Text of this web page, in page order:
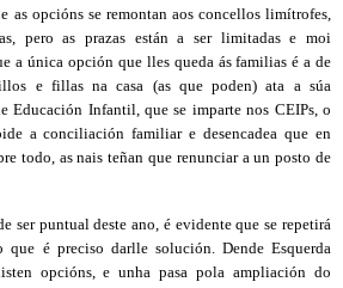
as opcións se remontan aos concellos limítrofes,
pero as prazas están a ser limitadas e moi
a única opción que lles queda ás familias é a de
e fillas na casa (as que poden) ata a súa
Educación Infantil, que se imparte nos CEIPs, o
a conciliación familiar e desencadea que en
todo, as nais teñan que renunciar a un posto de
ser puntual deste ano, é evidente que se repetirá
que é preciso darlle solución. Dende Esquerda
opcións, e unha pasa pola ampliación do